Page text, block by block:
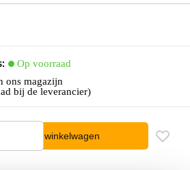
Op voorraad
ons magazijn
bij de leverancier)
In winkelwagen